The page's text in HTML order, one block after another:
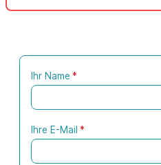
Ihr Name *
Ihre E-Mail *